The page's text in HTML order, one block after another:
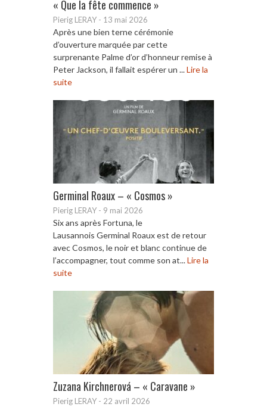
« Que la fête commence »
Pierig LERAY - 13 mai 2026
Après une bien terne cérémonie
d’ouverture marquée par cette
surprenante Palme d’or d’honneur remise à
Peter Jackson, il fallait espérer un ...Lire la
suite
Germinal Roaux – « Cosmos »
Pierig LERAY - 9 mai 2026
Six ans après Fortuna, le
Lausannois Germinal Roaux est de retour
avec Cosmos, le noir et blanc continue de
l’accompagner, tout comme son at...Lire la
suite
Zuzana Kirchnerová – « Caravane »
Pierig LERAY - 22 avril 2026